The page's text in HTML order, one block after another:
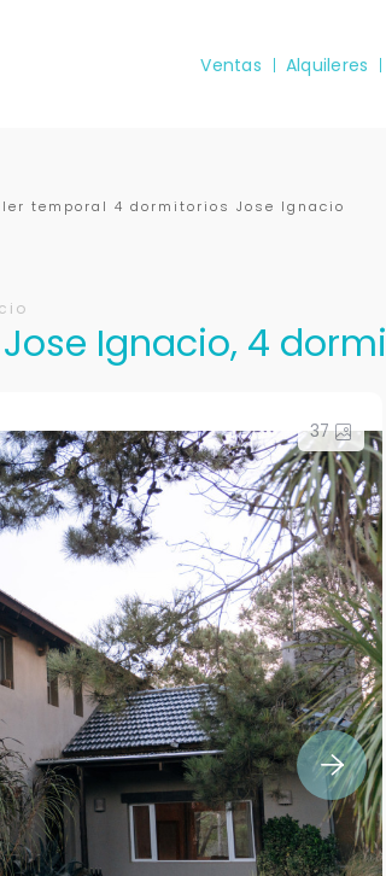
Ventas Alquileres
temporal 4 dormitorios Jose Ignacio
Ignacio, 4
37